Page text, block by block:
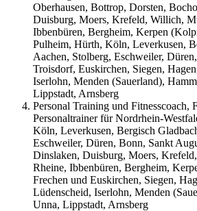
Oberhausen, Bottrop, Dorsten,
Duisburg, Moers, Krefeld, Willich,
Ibbenbüren, Bergheim, Kerpen
Pulheim, Hürth, Köln, Leverkusen,
Aachen, Stolberg, Eschweiler,
Troisdorf, Euskirchen, Siegen,
Iserlohn, Menden (Sauerland),
Lippstadt, Arnsberg
Personal Training und Fitnesscoach,
Personaltrainer für Nordrhein-
Köln, Leverkusen, Bergisch
Eschweiler, Düren, Bonn, Sankt
Dinslaken, Duisburg, Moers,
Rheine, Ibbenbüren, Bergheim,
Frechen und Euskirchen, Siegen,
Lüdenscheid, Iserlohn, Menden
Unna, Lippstadt, Arnsberg